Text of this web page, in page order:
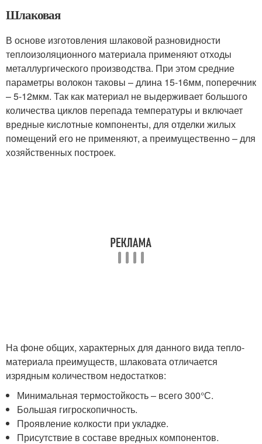
Шлаковая
В основе изготовления шлаковой разновидности
теплоизоляционного материала применяют отходы
металлургического производства. При этом средние
параметры волокон таковы – длина 15-16мм, поперечник
– 5-12мкм. Так как материал не выдерживает большого
количества циклов перепада температуры и включает
вредные кислотные компоненты, для отделки жилых
помещений его не применяют, а преимущественно – для
хозяйственных построек.
На фоне общих, характерных для данного вида тепло-
материала преимуществ, шлаковата отличается
изрядным количеством недостатков:
Минимальная термостойкость – всего 300°С.
Большая гигроскопичность.
Проявление колкости при укладке.
Присутствие в составе вредных компонентов.